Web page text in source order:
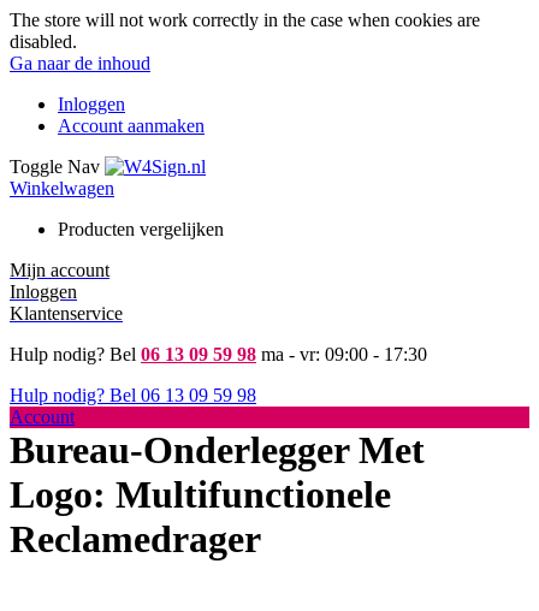
The store will not work correctly in the case when cookies are
disabled.
Ga naar de inhoud
Inloggen
Account aanmaken
Toggle Nav
Winkelwagen
Producten vergelijken
Mijn account
Inloggen
Klantenservice
Hulp nodig? Bel 06 13 09 59 98 ma - vr: 09:00 - 17:30
Hulp nodig? Bel 06 13 09 59 98
Account
Bureau-Onderlegger Met
Logo: Multifunctionele
Reclamedrager